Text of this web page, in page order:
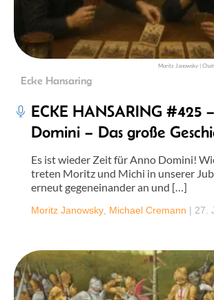
ÜBER UNS
Moritz Janowsky |
Ecke Hansaring
ECKE HANSARING #425
Domini – Das große
Es ist wieder Zeit für Anno Domini!
treten Moritz und Michi in unserer
erneut gegeneinander an und […]
Moritz Janowsky Michael Cremann | 27.